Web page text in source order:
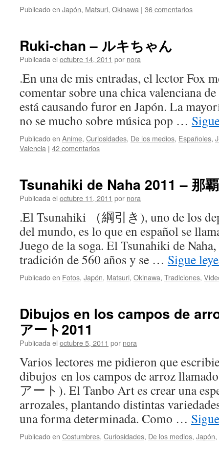
Publicado en Japón, Matsuri, Okinawa | 36 comentarios
Ruki-chan – ルキちゃん
Publicada el octubre 14, 2011 por nora
.En una de mis entradas, el lector Fox
comentar sobre una chica valenciana
está causando furor en Japón. La
no se mucho sobre música pop …
Publicado en Anime, Curiosidades, De los medios, Españoles,
Valencia | 42 comentarios
Tsunahiki de Naha 2011 – 那
Publicada el octubre 11, 2011 por nora
.El Tsunahiki （綱引き), uno de los
del mundo, es lo que en español se
Juego de la soga. El Tsunahiki de
tradición de 560 años y se … Sigue
Publicado en Fotos, Japón, Matsuri, Okinawa, Tradiciones,
Dibujos en los campos de
アート2011
Publicada el octubre 5, 2011 por nora
Varios lectores me pidieron que
dibujos en los campos de arroz
アート). El Tanbo Art es crear una
arrozales, plantando distintas
una forma determinada. Como …
Publicado en Costumbres, Curiosidades, De los medios, Japón,